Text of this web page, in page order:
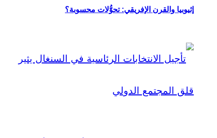
إثيوبيا والقرن الإفريقي: تحوُّلات محسوبة؟